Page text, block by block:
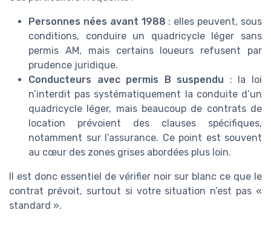
Personnes nées avant 1988 : elles peuvent, sous
conditions, conduire un quadricycle léger sans
permis AM, mais certains loueurs refusent par
prudence juridique.
Conducteurs avec permis B suspendu : la loi
n’interdit pas systématiquement la conduite d’un
quadricycle léger, mais beaucoup de contrats de
location prévoient des clauses spécifiques,
notamment sur l’assurance. Ce point est souvent
au cœur des zones grises abordées plus loin.
Il est donc essentiel de vérifier noir sur blanc ce que le
contrat prévoit, surtout si votre situation n’est pas «
standard ».